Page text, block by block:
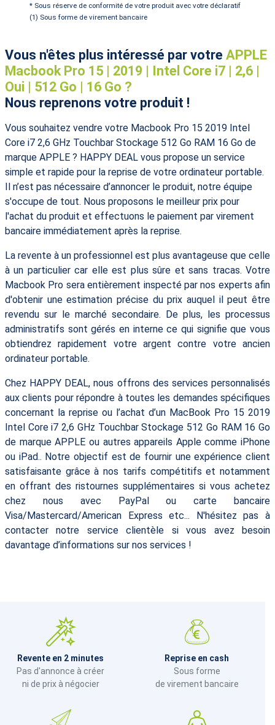
* Sous réserve de conformité de votre produit avec votre déclaratif
(1) Sous forme de virement bancaire
Vous n'êtes plus intéressé par votre APPLE
Macbook Pro 15 | 2019 | Intel Core i7 | 2,6 |
Oui | 512 Go | 16 Go ?
Nous reprenons votre produit !
Vous souhaitez vendre votre Macbook Pro 15 2019 Intel
Core i7 2,6 GHz Touchbar Stockage 512 Go RAM 16 Go de
marque APPLE ? HAPPY DEAL vous propose un service
simple et rapide pour la reprise de votre ordinateur portable.
Il n’est pas nécessaire d’annoncer le produit, notre équipe
s'occupe de tout. Nous proposons le meilleur prix pour
l'achat du produit et effectuons le paiement par virement
bancaire immédiatement après la reprise.
La revente à un professionnel est plus avantageuse que celle
à un particulier car elle est plus sûre et sans tracas. Votre
Macbook Pro sera entièrement inspecté par nos experts afin
d'obtenir une estimation précise du prix auquel il peut être
revendu sur le marché secondaire. De plus, les processus
administratifs sont gérés en interne ce qui signifie que vous
obtiendrez rapidement votre argent contre votre ancien
ordinateur portable.
Chez HAPPY DEAL, nous offrons des services personnalisés
aux clients pour répondre à toutes les demandes spécifiques
concernant la reprise ou l’achat d’un MacBook Pro 15 2019
Intel Core i7 2,6 GHz Touchbar Stockage 512 Go RAM 16 Go
de marque APPLE ou autres appareils Apple comme iPhone
ou iPad.. Notre objectif est de fournir une expérience client
satisfaisante grâce à nos tarifs compétitifs et notamment
en offrant des ristournes supplémentaires si vous achetez
chez nous avec PayPal ou carte bancaire
Visa/Mastercard/American Express etc... N'hésitez pas à
contacter notre service clientèle si vous avez besoin
davantage d’informations sur nos services !
Revente en 2 minutes
Pas d'annonce à créer
ni de prix à négocier
Reprise en cash
Sous forme
de virement bancaire